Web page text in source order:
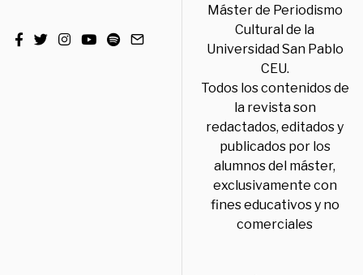
Máster de Periodismo
Cultural de la
Universidad San Pablo
CEU.
Todos los contenidos de
la revista son
redactados, editados y
publicados por los
alumnos del máster,
exclusivamente con
fines educativos y no
comerciales